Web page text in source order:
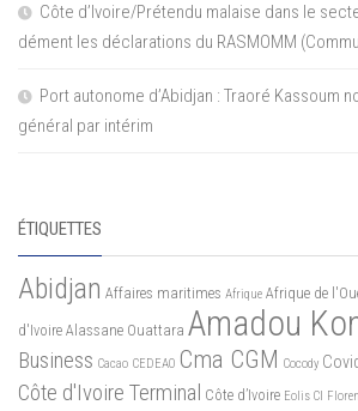
Côte d’Ivoire/Prétendu malaise dans le
dément les déclarations du RASMOMM
Port autonome d’Abidjan : Traoré Kassoum
général par intérim
ÉTIQUETTES
Abidjan Affaires maritimes Afrique Afrique de
d'Ivoire Alassane Ouattara Amadou
Business Cacao CEDEAO Cma CGM Cocody
Côte d'Ivoire Terminal Côte d’Ivoire Eolis CI